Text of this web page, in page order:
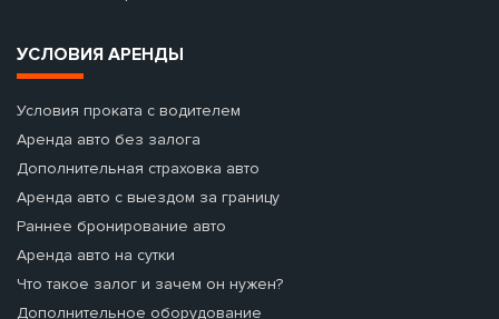
УСЛОВИЯ АРЕНДЫ
Условия проката с водителем
Аренда авто без залога
Дополнительная страховка авто
Аренда авто с выездом за границу
Раннее бронирование авто
Аренда авто на сутки
Что такое залог и зачем он нужен?
Дополнительное оборудование